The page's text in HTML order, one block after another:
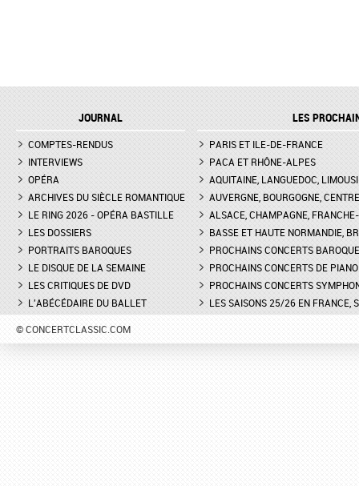
JOURNAL
COMPTES-RENDUS
INTERVIEWS
OPÉRA
ARCHIVES DU SIÈCLE ROMANTIQUE
LE RING 2026 - OPÉRA BASTILLE
LES DOSSIERS
PORTRAITS BAROQUES
LE DISQUE DE LA SEMAINE
LES CRITIQUES DE DVD
L'ABÉCÉDAIRE DU BALLET
LES
PARIS ET ILE-DE-FRANCE
PACA ET RHÔNE-ALPES
AQUITAINE, LANGUEDOC,
AUVERGNE, BOURGOGNE, CENTRE
ALSACE, CHAMPAGNE,
BASSE ET HAUTE NORMANDIE,
PROCHAINS CONCERTS
PROCHAINS CONCERTS DE PIANO
PROCHAINS CONCERTS
LES SAISONS 25/26 EN FRANCE,
© CONCERTCLASSIC.COM